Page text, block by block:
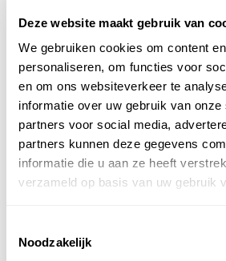
Deze website maakt gebruik van
We gebruiken cookies om content
personaliseren, om functies voor
en om ons websiteverkeer te
informatie over uw gebruik van onze
partners voor social media,
partners kunnen deze gegevens
informatie die u aan ze heeft
verzameld op basis van uw gebruik
Noodzakelijk
Levert complete